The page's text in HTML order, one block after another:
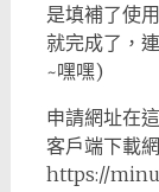
是填補了使
就完成了，
~嘿嘿)
申請網址在這
客戶端下載
https://